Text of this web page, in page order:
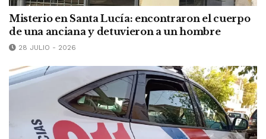
Misterio en Santa Lucía: encontraron el cuerpo
de una anciana y detuvieron a un hombre
28 JULIO - 2026